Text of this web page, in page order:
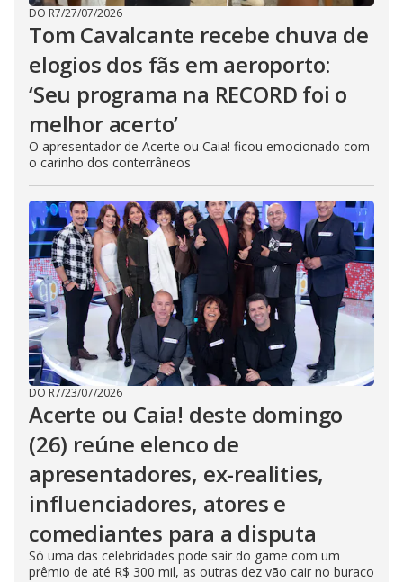
DO R7/27/07/2026
Tom Cavalcante recebe chuva de
elogios dos fãs em aeroporto:
‘Seu programa na RECORD foi o
melhor acerto’
O apresentador de Acerte ou Caia! ficou emocionado com
o carinho dos conterrâneos
DO R7/23/07/2026
Acerte ou Caia! deste domingo
(26) reúne elenco de
apresentadores, ex-realities,
influenciadores, atores e
comediantes para a disputa
Só uma das celebridades pode sair do game com um
prêmio de até R$ 300 mil, as outras dez vão cair no buraco